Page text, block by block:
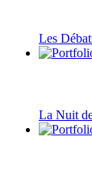
Les
La Nuit